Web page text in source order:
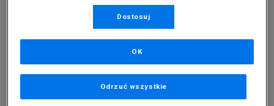
PRODUKT NIEDOSTĘPNY
Jeśli artykuł będzie ponownie dostępny, otrzymasz od nas
powiadomienie.
Rozmiary EU Rozmiary US
Dostosuj
Odrzuć wszystkie
OK